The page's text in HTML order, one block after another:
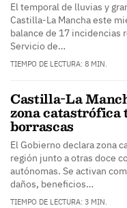
El temporal de lluvias y
Castilla-La Mancha este
balance de 17 incidencias
Servicio de…
TIEMPO DE LECTURA: 8 MIN.
Castilla-La
zona catastrófica
borrascas
El Gobierno declara zona
región junto a otras doce
autónomas. Se activan
daños, beneficios…
TIEMPO DE LECTURA: 3 MIN.